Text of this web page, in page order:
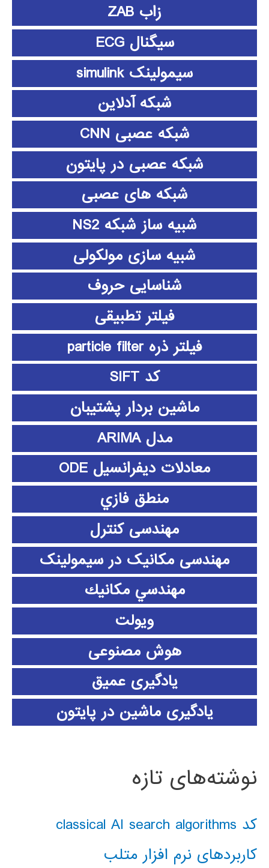
زاب ZAB
سیگنال ECG
سیمولینک simulink
شبکه آدلاین
شبکه عصبی CNN
شبکه عصبی در پایتون
شبکه های عصبی
شبیه ساز شبکه NS2
شبیه سازی مولکولی
شناسایی حروف
فیلتر تطبیقی
فیلتر ذره particle filter
کد SIFT
ماشین بردار پشتیبان
مدل ARIMA
معادلات دیفرانسیل ODE
منطق فازي
مهندسی کنترل
مهندسی مکانیک در سیمولینک
مهندسي مكانيك
ویولت
هوش مصنوعی
یادگیری عمیق
یادگیری ماشین در پایتون
نوشته‌های تازه
کد classical AI search algorithms
کاربردهای نرم افزار متلب